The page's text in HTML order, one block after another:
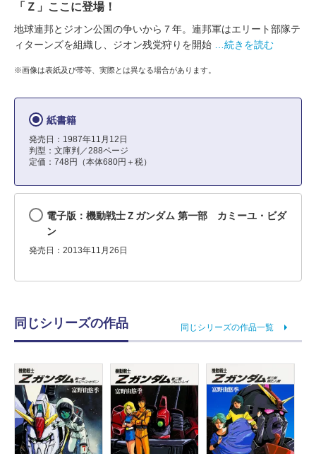
「Ｚ」ここに登場！
地球連邦とジオン公国の争いから７年。連邦軍はエリート部隊テ
ィターンズを組織し、ジオン残党狩りを開始
…続きを読む
※画像は表紙及び帯等、実際とは異なる場合があります。
紙書籍
発売日：1987年11月12日
判型：文庫判／288ページ
定価：748円（本体680円＋税）
電子版：機動戦士Ｚガンダム 第一部 カミーユ・ビダ
ン
発売日：2013年11月26日
同じシリーズの作品 同じシリーズの作品一覧